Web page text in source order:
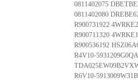
0811402075
0811402080
R900731922
R900711320
R900536192
R4V10-
R6V10-